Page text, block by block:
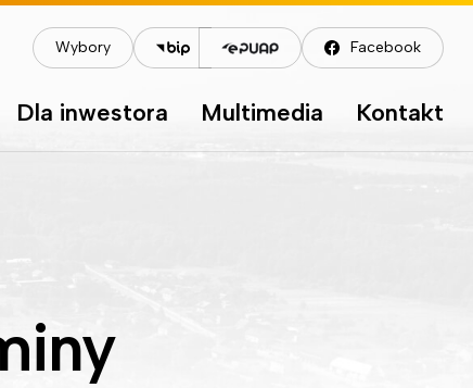
Wybory Facebook
Dla inwestora Multimedia Kontakt